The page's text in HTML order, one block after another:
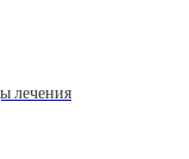
лечения